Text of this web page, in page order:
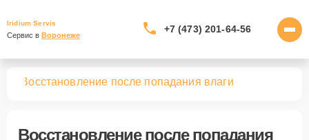
Iridium Servis
Сервис в Воронеже
+7 (473) 201-64-56
Восстановление после попадания влаги
Восстановление после попадания